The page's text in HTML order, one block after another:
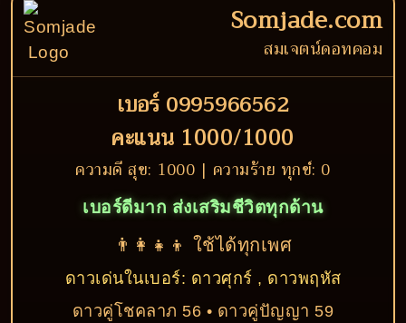
Somjade.com
สมเจตน์ดอทคอม
เบอร์ 0995966562
คะแนน 1000/1000
ความดี สุข: 1000 | ความร้าย ทุกข์: 0
เบอร์ดีมาก ส่งเสริมชีวิตทุกด้าน
👨‍👩‍👧‍👦 ใช้ได้ทุกเพศ
ดาวเด่นในเบอร์: ดาวศุกร์ , ดาวพฤหัส
ดาวคู่โชคลาภ 56 • ดาวคู่ปัญญา 59